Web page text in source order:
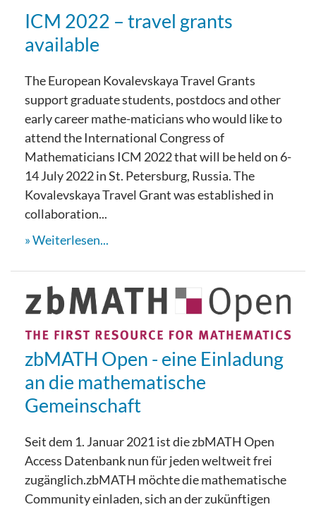
ICM 2022 – travel grants
available
The European Kovalevskaya Travel Grants
support graduate students, postdocs and other
early career mathe-maticians who would like to
attend the International Congress of
Mathematicians ICM 2022 that will be held on 6-
14 July 2022 in St. Petersburg, Russia. The
Kovalevskaya Travel Grant was established in
collaboration...
Weiterlesen...
zbMATH Open - eine Einladung
an die mathematische
Gemeinschaft
Seit dem 1. Januar 2021 ist die zbMATH Open
Access Datenbank nun für jeden weltweit frei
zugänglich.zbMATH möchte die mathematische
Community einladen, sich an der zukünftigen